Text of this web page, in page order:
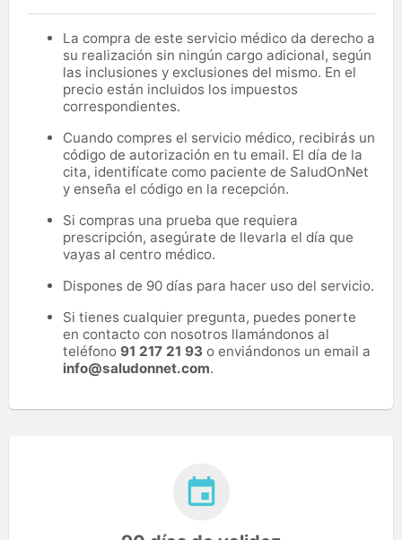
La compra de este servicio médico da derecho a
su realización sin ningún cargo adicional, según
las inclusiones y exclusiones del mismo. En el
precio están incluidos los impuestos
correspondientes.
Cuando compres el servicio médico, recibirás un
código de autorización en tu email. El día de la
cita, identifícate como paciente de SaludOnNet
y enseña el código en la recepción.
Si compras una prueba que requiera
prescripción, asegúrate de llevarla el día que
vayas al centro médico.
Dispones de 90 días para hacer uso del servicio.
Si tienes cualquier pregunta, puedes ponerte
en contacto con nosotros llamándonos al
teléfono 91 217 21 93 o enviándonos un email a
info@saludonnet.com.